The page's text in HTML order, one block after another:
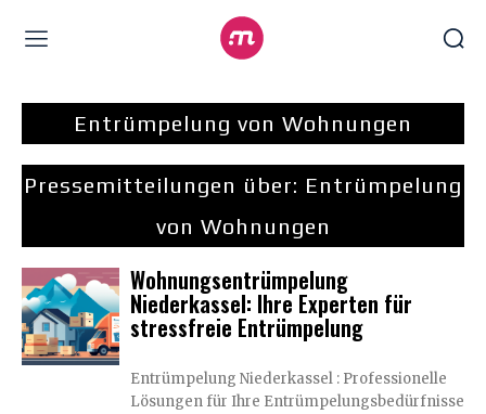
Entrümpelung von Wohnungen
Pressemitteilungen über: Entrümpelung
von Wohnungen
Wohnungsentrümpelung
Niederkassel: Ihre Experten für
stressfreie Entrümpelung
Entrümpelung Niederkassel : Professionelle
Lösungen für Ihre Entrümpelungsbedürfnisse